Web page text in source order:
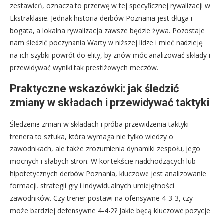
zestawień, oznacza to przerwę w tej specyficznej rywalizacji w
Ekstraklasie. Jednak historia derbów Poznania jest długa i
bogata, a lokalna rywalizacja zawsze będzie żywa. Pozostaje
nam śledzić poczynania Warty w niższej lidze i mieć nadzieję
na ich szybki powrót do elity, by znów móc analizować składy i
przewidywać wyniki tak prestiżowych meczów.
Praktyczne wskazówki: jak śledzić
zmiany w składach i przewidywać taktyki
Śledzenie zmian w składach i próba przewidzenia taktyki
trenera to sztuka, która wymaga nie tylko wiedzy o
zawodnikach, ale także zrozumienia dynamiki zespołu, jego
mocnych i słabych stron. W kontekście nadchodzących lub
hipotetycznych derbów Poznania, kluczowe jest analizowanie
formacji, strategii gry i indywidualnych umiejętności
zawodników. Czy trener postawi na ofensywne 4-3-3, czy
może bardziej defensywne 4-4-2? Jakie będą kluczowe pozycje